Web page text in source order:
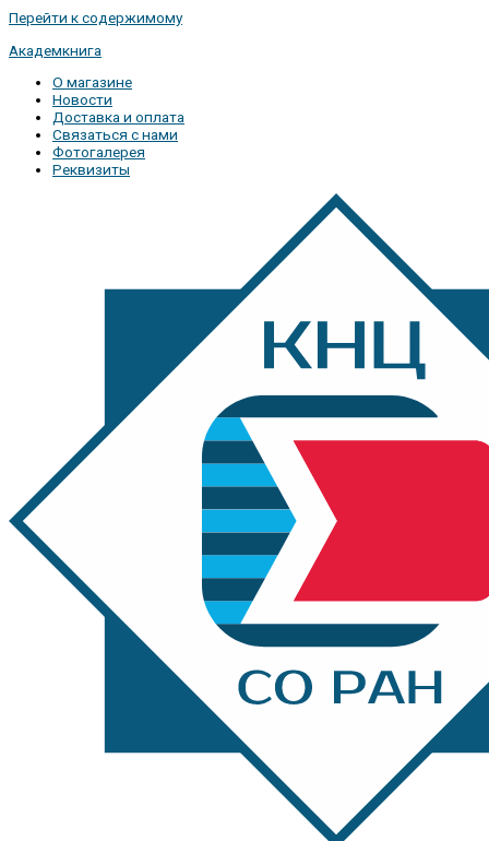
Перейти к содержимому
Академкнига
О магазине
Новости
Доставка и оплата
Связаться с нами
Фотогалерея
Реквизиты